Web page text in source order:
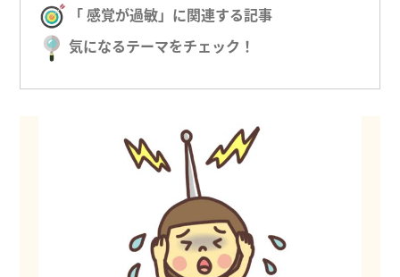
「 感覚が過敏」に関連する記事
気になるテーマをチェック！